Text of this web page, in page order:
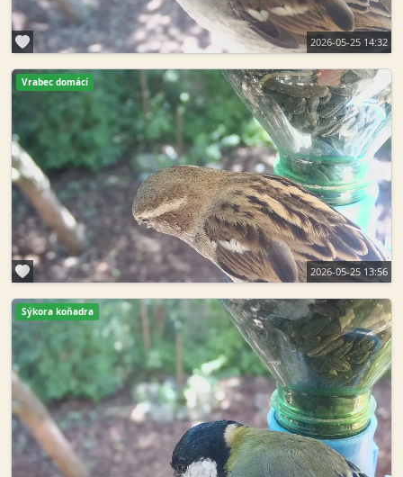
2026-05-25 14:32
Vrabec domácí
2026-05-25 13:56
Sýkora koňadra